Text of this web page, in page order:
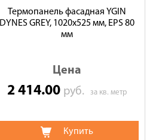
Термопанель фасадная YGIN
DYNES GREY, 1020х525 мм, EPS 80
мм
Цена
2 414.00 руб.за кв. метр
Купить